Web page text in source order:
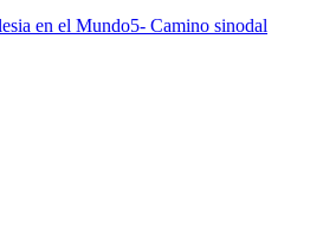
en el Mundo5- Camino sinodal